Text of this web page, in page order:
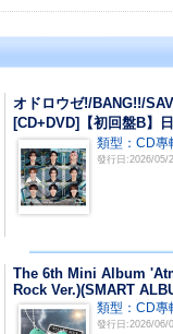
オドロウゼ!/BANG!!/
[CD+DVD]【初回盤B】
類型：CD專
發行日:2026/05/
The 6th Mini Album
Rock Ver.)(SMART
類型：CD專
發行日:2026/06/